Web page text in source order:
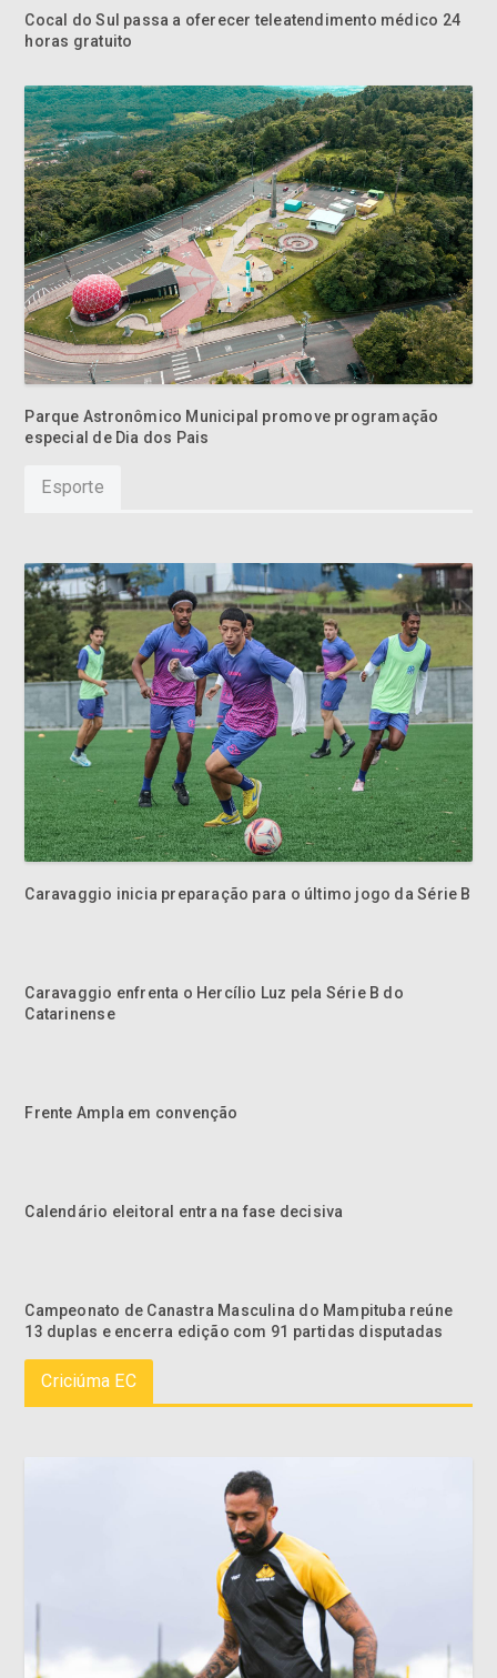
Cocal do Sul passa a oferecer teleatendimento médico 24
horas gratuito
Parque Astronômico Municipal promove programação
especial de Dia dos Pais
Esporte
Caravaggio inicia preparação para o último jogo da Série B
Caravaggio enfrenta o Hercílio Luz pela Série B do
Catarinense
Frente Ampla em convenção
Calendário eleitoral entra na fase decisiva
Campeonato de Canastra Masculina do Mampituba reúne
13 duplas e encerra edição com 91 partidas disputadas
Criciúma EC